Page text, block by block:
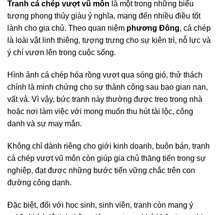
Tranh cá chép vượt vũ môn là một trong những biểu
tượng phong thủy giàu ý nghĩa, mang đến nhiều điều tốt
lành cho gia chủ. Theo quan niệm phương Đông, cá chép
là loài vật linh thiêng, tượng trưng cho sự kiên trì, nỗ lực và
ý chí vươn lên trong cuộc sống.
Hình ảnh cá chép hóa rồng vượt qua sóng gió, thử thách
chính là minh chứng cho sự thành công sau bao gian nan,
vất vả. Vì vậy, bức tranh này thường được treo trong nhà
hoặc nơi làm việc với mong muốn thu hút tài lộc, công
danh và sự may mắn.
Không chỉ dành riêng cho giới kinh doanh, buôn bán, tranh
cá chép vượt vũ môn còn giúp gia chủ thăng tiến trong sự
nghiệp, đạt được những bước tiến vững chắc trên con
đường công danh.
Đặc biệt, đối với học sinh, sinh viên, tranh còn mang ý